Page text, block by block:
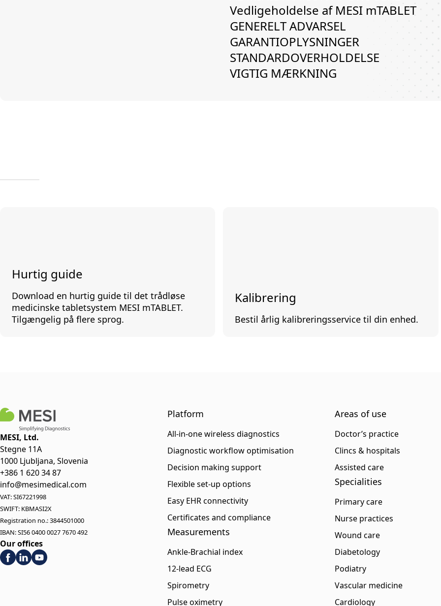
Vedligeholdelse af MESI mTABLET
GENERELT ADVARSEL
GARANTIOPLYSNINGER
STANDARDOVERHOLDELSE
VIGTIG MÆRKNING
Hurtig guide
Download en hurtig guide til det trådløse
medicinske tabletsystem MESI mTABLET.
Tilgængelig på flere sprog.
Kalibrering
Bestil årlig kalibreringsservice til din enhed.
MESI, Ltd.
Stegne 11A
1000 Ljubljana, Slovenia
+386 1 620 34 87
info@mesimedical.com
VAT: SI67221998
SWIFT: KBMASI2X
Registration no.: 3844501000
IBAN: SI56 0400 0027 7670 492
Our offices
Platform
All-in-one wireless diagnostics
Diagnostic workflow optimisation
Decision making support
Flexible set-up options
Easy EHR connectivity
Certificates and compliance
Measurements
Ankle-Brachial index
12-lead ECG
Spirometry
Pulse oximetry
Areas of use
Doctor’s practice
Clincs & hospitals
Assisted care
Specialities
Primary care
Nurse practices
Wound care
Diabetology
Podiatry
Vascular medicine
Cardiology